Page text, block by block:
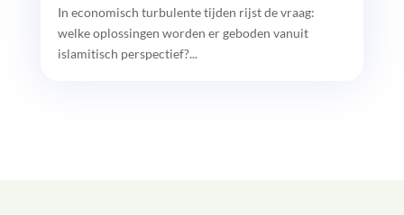
In economisch turbulente tijden rijst de vraag:
welke oplossingen worden er geboden vanuit
islamitisch perspectief?...